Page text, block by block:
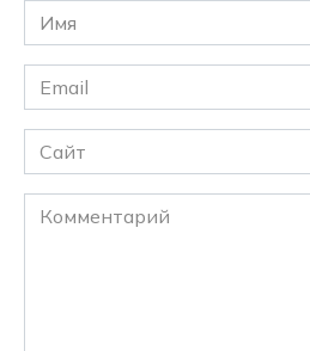
Имя
*
Email
*
Сайт
Комментарий